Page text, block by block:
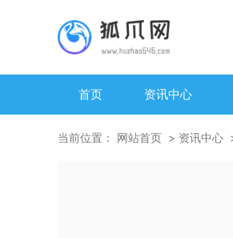
首页 资讯中心
当前位置： 网站首页 资讯中心